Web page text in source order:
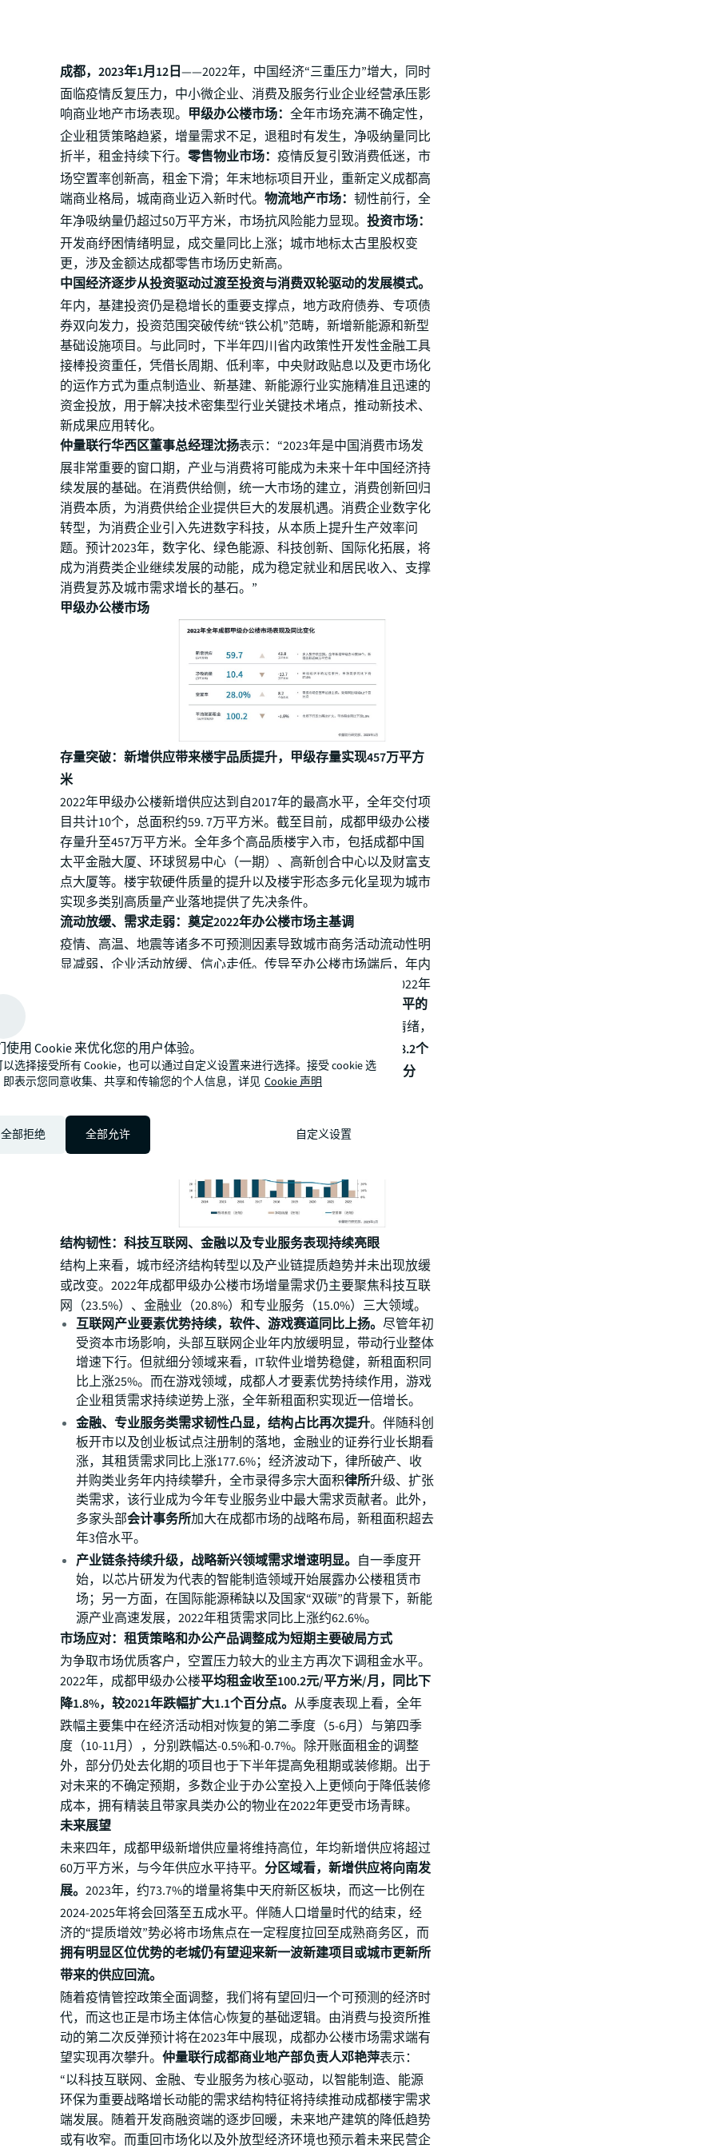
成都，2023年1月12日——2022年，中国经济“三重压力”增大，同时
面临疫情反复压力，中小微企业、消费及服务行业企业经营承压影
响商业地产市场表现。 甲级办公楼市场：全年市场充满不确定性，
企业租赁策略趋紧，增量需求不足，退租时有发生，净吸纳量同比
折半，租金持续下行。零售物业市场：疫情反复引致消费低迷，市
场空置率创新高，租金下滑；年末地标项目开业，重新定义成都高
端商业格局，城南商业迈入新时代。物流地产市场：韧性前行，全
年净吸纳量仍超过50万平方米，市场抗风险能力显现。投资市场：
开发商纾困情绪明显，成交量同比上涨；城市地标太古里股权变
更，涉及金额达成都零售市场历史新高。
中国经济逐步从投资驱动过渡至投资与消费双轮驱动的发展模式。
年内，基建投资仍是稳增长的重要支撑点，地方政府债券、专项债
券双向发力，投资范围突破传统“铁公机”范畴，新增新能源和新型
基础设施项目。与此同时，下半年四川省内政策性开发性金融工具
接棒投资重任，凭借长周期、低利率，中央财政贴息以及更市场化
的运作方式为重点制造业、新基建、新能源行业实施精准且迅速的
资金投放，用于解决技术密集型行业关键技术堵点，推动新技术、
新成果应用转化。
仲量联行华西区董事总经理沈扬表示：“2023年是中国消费市场发
展非常重要的窗口期，产业与消费将可能成为未来十年中国经济持
续发展的基础。在消费供给侧，统一大市场的建立，消费创新回归
消费本质，为消费供给企业提供巨大的发展机遇。消费企业数字化
转型，为消费企业引入先进数字科技，从本质上提升生产效率问
题。预计2023年，数字化、绿色能源、科技创新、国际化拓展，将
成为消费类企业继续发展的动能，成为稳定就业和居民收入、支撑
消费复苏及城市需求增长的基石。”
甲级办公楼市场
存量突破：新增供应带来楼宇品质提升，甲级存量实现457万平方
米
2022年甲级办公楼新增供应达到自2017年的最高水平，全年交付项
目共计10个，总面积约59. 7万平方米。截至目前，成都甲级办公楼
存量升至457万平方米。全年多个高品质楼宇入市，包括成都中国
太平金融大厦、环球贸易中心（一期）、高新创合中心以及财富支
点大厦等。楼宇软硬件质量的提升以及楼宇形态多元化呈现为城市
实现多类别高质量产业落地提供了先决条件。
流动放缓、需求走弱：奠定2022年办公楼市场主基调
疫情、高温、地震等诸多不可预测因素导致城市商务活动流动性明
显减弱，企业活动放缓、信心走低。传导至办公楼市场端后，年内
市场呈现出明显的新租放缓和退租频繁趋势。二者作用下，2022年
净吸纳量仅录得10.4万平方米，为去年水平的
，较2020年仍有13.9%的跌幅。供应攀升叠加市场退租情绪，
2022年甲级办公楼市场平均空置率年末收至28.0%，同比上涨8.2个
百分点；剔除新增供应影响，空置率报20.9%，涨幅仅1.0个百分
结构韧性：科技互联网、金融以及专业服务表现持续亮眼
结构上来看，城市经济结构转型以及产业链提质趋势并未出现放缓
或改变。2022年成都甲级办公楼市场增量需求仍主要聚焦科技互联
网（23.5%）、金融业（20.8%）和专业服务（15.0%）三大领域。
互联网产业要素优势持续，软件、游戏赛道同比上扬。尽管年初
受资本市场影响，头部互联网企业年内放缓明显，带动行业整体
增速下行。但就细分领域来看，IT软件业增势稳健，新租面积同
比上涨25%。而在游戏领域，成都人才要素优势持续作用，游戏
企业租赁需求持续逆势上涨，全年新租面积实现近一倍增长。
金融、专业服务类需求韧性凸显，结构占比再次提升。伴随科创
板开市以及创业板试点注册制的落地，金融业的证券行业长期看
涨，其租赁需求同比上涨177.6%；经济波动下，律所破产、收
并购类业务年内持续攀升，全市录得多宗大面积律所升级、扩张
类需求，该行业成为今年专业服务业中最大需求贡献者。此外，
多家头部会计事务所加大在成都市场的战略布局，新租面积超去
年3倍水平。
产业链条持续升级，战略新兴领域需求增速明显。 自一季度开
始，以芯片研发为代表的智能制造领域开始展露办公楼租赁市
场；另一方面，在国际能源稀缺以及国家“双碳”的背景下，新能
源产业高速发展，2022年租赁需求同比上涨约62.6%。
市场应对：租赁策略和办公产品调整成为短期主要破局方式
为争取市场优质客户，空置压力较大的业主方再次下调租金水平。
2022年，成都甲级办公楼平均租金收至100.2元/平方米/月，同比下
降1.8%，较2021年跌幅扩大1.1个百分点。从季度表现上看，全年
跌幅主要集中在经济活动相对恢复的第二季度（5-6月）与第四季
度（10-11月），分别跌幅达-0.5%和-0.7%。除开账面租金的调整
外，部分仍处去化期的项目也于下半年提高免租期或装修期。出于
对未来的不确定预期，多数企业于办公室投入上更倾向于降低装修
成本，拥有精装且带家具类办公的物业在2022年更受市场青睐。
未来展望
未来四年，成都甲级新增供应量将维持高位，年均新增供应将超过
60万平方米，与今年供应水平持平。分区域看，新增供应将向南发
展。2023年，约73.7%的增量将集中天府新区板块，而这一比例在
2024-2025年将会回落至五成水平。伴随人口增量时代的结束，经
济的“提质增效”势必将市场焦点在一定程度拉回至成熟商务区，而
拥有明显区位优势的老城仍有望迎来新一波新建项目或城市更新所
带来的供应回流。
随着疫情管控政策全面调整，我们将有望回归一个可预测的经济时
代，而这也正是市场主体信心恢复的基础逻辑。由消费与投资所推
动的第二次反弹预计将在2023年中展现，成都办公楼市场需求端有
望实现再次攀升。仲量联行成都商业地产部负责人邓艳萍表示：
“以科技互联网、金融、专业服务为核心驱动，以智能制造、能源
环保为重要战略增长动能的需求结构特征将持续推动成都楼宇需求
端发展。随着开发商融资端的逐步回暖，未来地产建筑的降低趋势
或有收窄。而重回市场化以及外放型经济环境也预示着未来民营企
使用 Cookie 来优化您的用户体验。
选择接受所有 Cookie，也可以通过自定义设置来进行选择。接受 cookie 选
即表示您同意收集、共享和传输您的个人信息，详见 Cookie 声明
全部拒绝 全部允许 自定义设置